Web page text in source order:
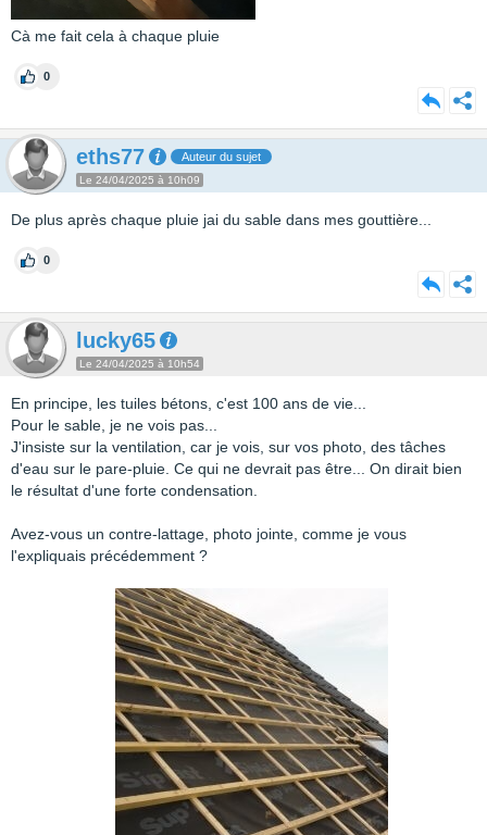
Cà me fait cela à chaque pluie
0
eths77 Auteur du sujet
Le 24/04/2025 à 10h09
De plus après chaque pluie jai du sable dans mes gouttière...
0
lucky65
Le 24/04/2025 à 10h54
En principe, les tuiles bétons, c'est 100 ans de vie...
Pour le sable, je ne vois pas...
J'insiste sur la ventilation, car je vois, sur vos photo, des tâches
d'eau sur le pare-pluie. Ce qui ne devrait pas être... On dirait bien
le résultat d'une forte condensation.
Avez-vous un contre-lattage, photo jointe, comme je vous
l'expliquais précédemment ?